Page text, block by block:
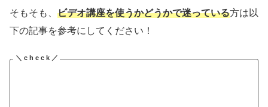
そもそも、 ビデオ講座を使うかどうかで迷っている方は以
下の記事を参考にしてください！